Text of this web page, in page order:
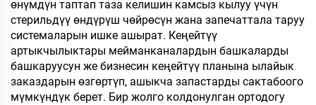
өнүмдүн таптап таза келишин камсыз кылуу үчүн
стерильдүү өндүрүш чөйрөсүн жана запечаттала таруу
системаларын ишке ашырат. Кеңейтүү
артыкчылыктары мейманканалардын башкаларды
башкаруусун же бизнесин кеңейтүү планына ылайык
заказдарын өзгөртүп, ашыкча запастарды сактабоого
мүмкүндүк берет. Бир жолго колдонулган ортодогу